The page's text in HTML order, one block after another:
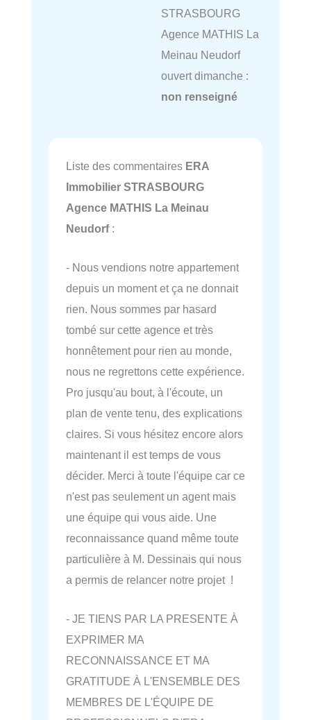
STRASBOURG
Agence MATHIS La
Meinau Neudorf
ouvert dimanche :
non renseigné
Liste des commentaires ERA
Immobilier STRASBOURG
Agence MATHIS La Meinau
Neudorf:
- Nous vendions notre appartement
depuis un moment et ça ne donnait
rien. Nous sommes par hasard
tombé sur cette agence et très
honnêtement pour rien au monde,
nous ne regrettons cette expérience.
Pro jusqu'au bout, à l'écoute, un
plan de vente tenu, des explications
claires. Si vous hésitez encore alors
maintenant il est temps de vous
décider. Merci à toute l'équipe car ce
n'est pas seulement un agent mais
une équipe qui vous aide. Une
reconnaissance quand même toute
particulière à M. Dessinais qui nous
a permis de relancer notre projet !
- JE TIENS PAR LA PRESENTE À
EXPRIMER MA
RECONNAISSANCE ET MA
GRATITUDE À L'ENSEMBLE DES
MEMBRES DE L'ÉQUIPE DE